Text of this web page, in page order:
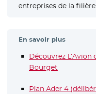
entreprises de la filière.
En savoir plus
Découvrez
Bourget
Plan Ader 4